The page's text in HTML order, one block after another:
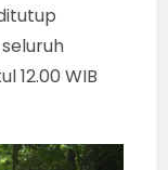
12.00 WIB